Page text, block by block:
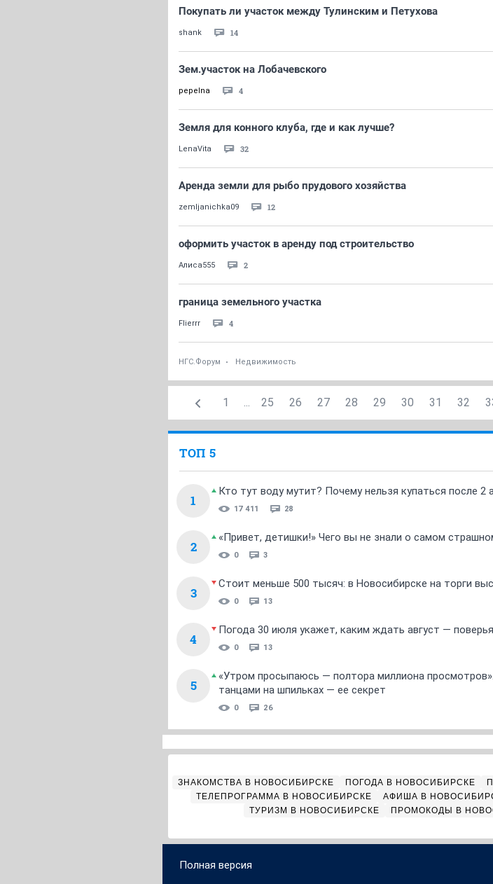
Покупать ли участок между Тулинским и Петухова
shank 14
Зем.участок на Лобачевского
pepelna 4
Земля для конного клуба, где и как лучше?
LenaVita 32
Аренда земли для рыбо прудового хозяйства
zemljanichka09 12
оформить участок в аренду под строительство
Алиса555 2
граница земельного участка
Flierrr 4
НГС.Форум Недвижимость
1 ... 25 26 27 28 29 30 31 32
ТОП 5
1
Кто тут воду мутит? Почему нельзя купаться после 2
17 411 28
2
«Привет, детишки!» Чего вы не знали о самом
0 3
3
Стоит меньше 500 тысяч: в Новосибирске на торги
0 13
4
Погода 30 июля укажет, каким ждать август —
0 13
5
«Утром просыпаюсь — полтора миллиона
танцами на шпильках — ее секрет
0 26
ЗНАКОМСТВА В НОВОСИБИРСКЕ ПОГОДА В НОВОСИБИРСКЕ
ТЕЛЕПРОГРАММА В НОВОСИБИРСКЕ
АФИША В
ТУРИЗМ В НОВОСИБИРСКЕ
ПРОМОКОДЫ В
Полная версия